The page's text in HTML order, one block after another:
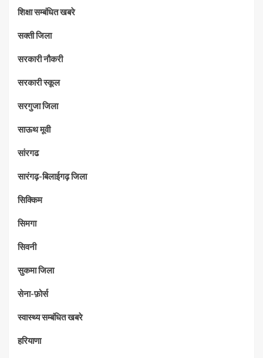
शिक्षा सम्बंधित खबरे
सक्ती जिला
सरकारी नौकरी
सरकारी स्कूल
सरगुजा जिला
साऊथ मूवी
सांरगढ
सारंगढ़-बिलाईगढ़ जिला
सिक्किम
सिमगा
सिवनी
सुकमा जिला
सेना-फ़ोर्स
स्वास्थ्य सम्बंधित खबरे
हरियाणा